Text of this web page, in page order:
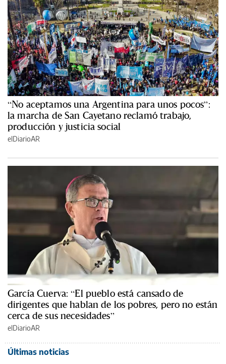
“No aceptamos una Argentina para unos pocos”:
la marcha de San Cayetano reclamó trabajo,
producción y justicia social
elDiarioAR
García Cuerva: “El pueblo está cansado de
dirigentes que hablan de los pobres, pero no están
cerca de sus necesidades”
elDiarioAR
Últimas noticias